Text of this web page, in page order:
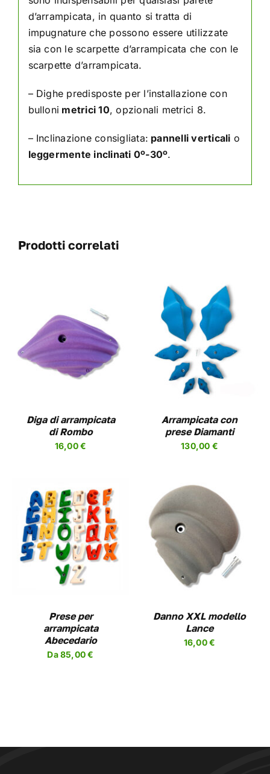
d’arrampicata, in quanto si tratta di
impugnature che possono essere utilizzate
sia con le scarpette d’arrampicata che con le
scarpette d’arrampicata.
– Dighe predisposte per l’installazione con
bulloni metrici 10, opzionali metrici 8.
– Inclinazione consigliata: pannelli verticali o
leggermente inclinati 0º-30º.
Prodotti correlati
Diga di arrampicata
di Rombo
16,00€
SCEGLI QUESTO
PRODOTTO
HA
PIÙ
OPZIONI
POSSONO
ESSERE
SCELTE
PRODOTTO
/ DETAILS
Arrampicata con
prese Diamanti
130,00 €
Prese per
arrampicata
Abecedario
Da85,00€
SCEGLI QUESTO
PRODOTTO
HA
PIÙ
VARIANTI.
POSSONO
ESSERE
SCELTE
NELLA
/ DETAILS
Danno XXL modello
Lance
16,00€